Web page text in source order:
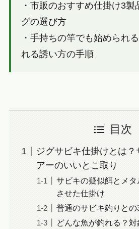
・市販のおすすめ仕掛け3製
グの選び方
・手持ちの竿でも始められ
れる誘い方の手順
目次
ジグサビキ仕掛けとは
アーのいいとこ取り
サビキの疑似餌とメ
させた仕掛け
普通のサビキ釣りとの
どんな魚が釣れる？